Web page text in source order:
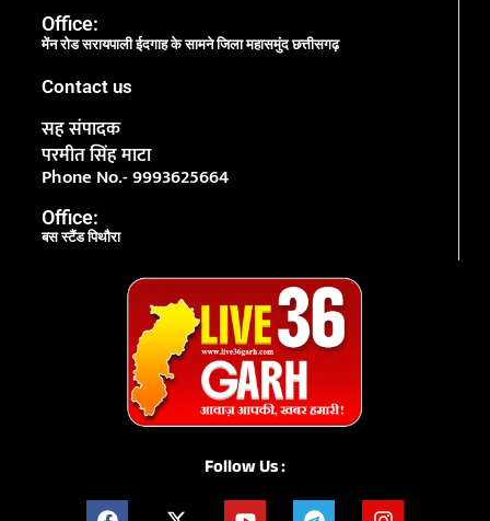
Office:
मेंन रोड सरायपाली ईदगाह के सामने जिला महासमुंद छत्तीसगढ़
Contact us
सह संपादक
परमीत सिंह माटा
Phone No.- 9993625664
Office:
बस स्टैंड पिथौरा
Follow Us :